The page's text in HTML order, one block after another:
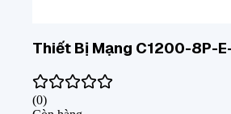
Thiết Bị Mạng C1200-8P-
(0)